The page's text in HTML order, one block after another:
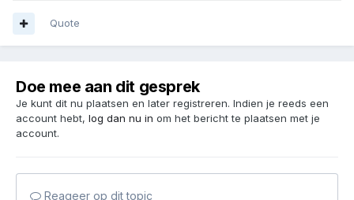
Quote
Doe mee aan dit gesprek
Je kunt dit nu plaatsen en later registreren. Indien je reeds een
account hebt, log dan nu in om het bericht te plaatsen met je
account.
Reageer op dit topic